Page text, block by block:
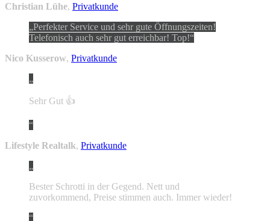
Christian Lühe, Privatkunde
Perfekter Service und sehr gute Öffnungszeiten!
Telefonisch auch sehr gut erreichbar! Top!
Nico Kusserow, Privatkunde
Sehr Gut 👍
Lifestyle Realtalk, Privatkunde
Bester Schrotti in der Gegend. Nett und
zuvorkommend, Preise stimmen auch. Immer wieder!